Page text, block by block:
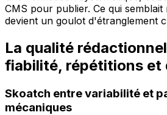
CMS pour publier. Ce qui
devient un goulot d'étranglement
La qualité
fiabilité, répétitions et
Skoatch entre variabilité et
mécaniques